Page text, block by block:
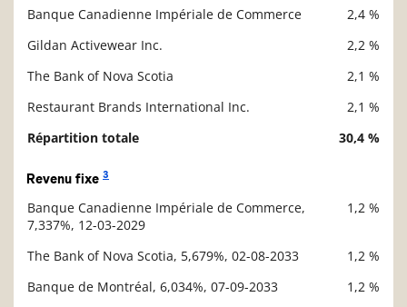
Banque Canadienne Impériale de Commerce
2,4 %
Gildan Activewear Inc.
2,2 %
The Bank of Nova Scotia
2,1 %
Restaurant Brands International Inc.
2,1 %
Répartition totale
30,4 %
Revenu fixe 3
DescriptionValeur liquidative
Banque Canadienne Impériale de Commerce,
7,337%, 12-03-2029
1,2 %
The Bank of Nova Scotia, 5,679%, 02-08-2033
1,2 %
Banque de Montréal, 6,034%, 07-09-2033
1,2 %